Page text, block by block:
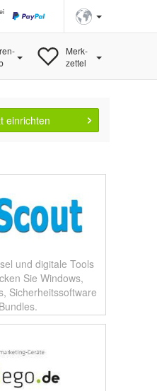
Merk-
zettel
einrichten
und digitale Tools
Sie Windows,
Sicherheitssoftware